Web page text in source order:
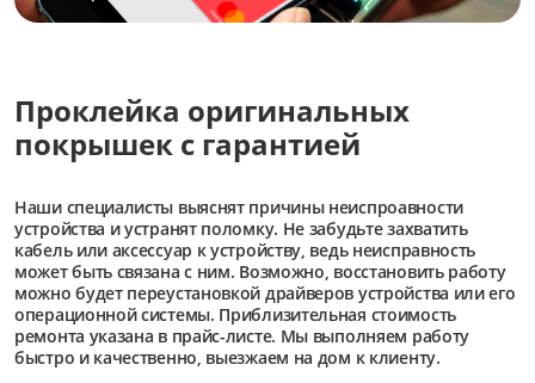
Проклейка оригинальных
покрышек с гарантией
Наши специалисты выяснят причины неиспроавности
устройства и устранят поломку. Не забудьте захватить
кабель или аксессуар к устройству, ведь неисправность
может быть связана с ним. Возможно, восстановить работу
можно будет переустановкой драйверов устройства или его
операционной системы. Приблизительная стоимость
ремонта указана в прайс-листе. Мы выполняем работу
быстро и качественно, выезжаем на дом к клиенту.